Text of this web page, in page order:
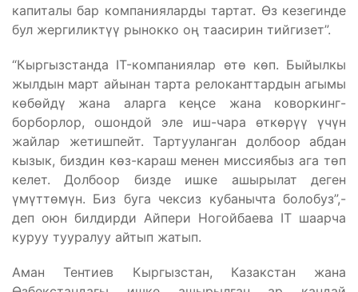
капиталы бар компанияларды тартат. Өз кезегинде
бул жергиликтүү рынокко оң таасирин тийгизет”.
“Кыргызстанда IT-компаниялар өтө көп. Быйылкы
жылдын март айынан тарта релоканттардын агымы
көбөйдү жана аларга кеңсе жана коворкинг-
борборлор, ошондой эле иш-чара өткөрүү үчүн
жайлар жетишпейт. Тартууланган долбоор абдан
кызык, биздин көз-караш менен миссиябыз ага төп
келет. Долбоор бизде ишке ашырылат деген
үмүттөмүн. Биз буга чексиз кубанычта болобуз”,-
деп оюн билдирди Айпери Ногойбаева IT шаарча
куруу тууралуу айтып жатып.
Аман Тентиев Кыргызстан, Казакстан жана